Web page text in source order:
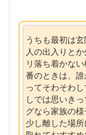
うちも最初は
人の出入りと
リ落ち着かな
番のときは、
ってそわそわ
しでは思いき
グなら家族の
少し離した場